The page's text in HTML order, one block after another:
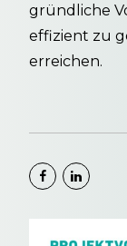
gründliche
effizient zu
erreichen.